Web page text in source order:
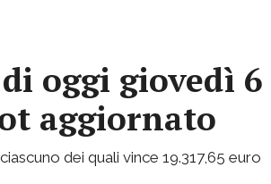
oggi giovedì 6
aggiornato
dei quali vince 19.317,65 euro